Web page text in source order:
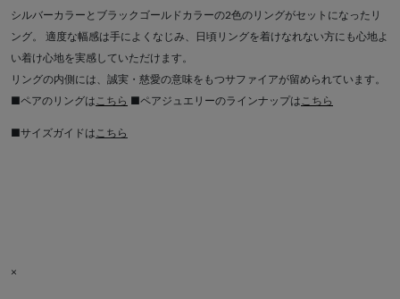
シルバーカラーとブラックゴールドカラーの2色のリングがセットになったリ
ング。 適度な幅感は手によくなじみ、日頃リングを着けなれない方にも心地よ
い着け心地を実感していただけます。
リングの内側には、誠実・慈愛の意味をもつサファイアが留められています。
■ペアのリングは こちら ■ペアジュエリーのラインナップは こちら
■サイズガイドは こちら
×